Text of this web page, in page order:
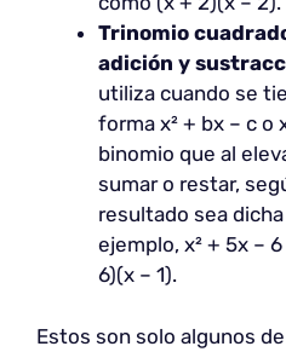
Trinomio
adición y
utiliza cuando se
forma x² + bx – c o
binomio que al
sumar o restar,
resultado sea
ejemplo, x² + 5x –
6)(x – 1).
Estos son solo algunos